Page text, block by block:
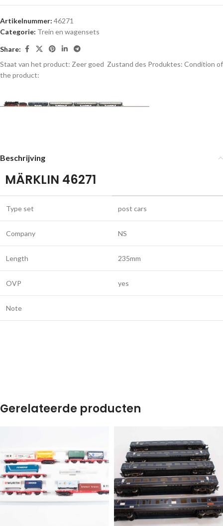
Artikelnummer: 46271
Categorie: Trein en wagensets
Share:
Staat van het product: Zeer goed Zustand des Produktes: Condition of
the product:
Beschrijving
MÄRKLIN 46271
Type set post cars
Company NS
Length 235mm
OVP yes
Note
Gerelateerde producten